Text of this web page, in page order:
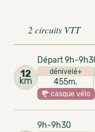
2 circuits VTT
12
km
Départ 9h-
dénivelé+
455m.
casque vélo
9h-9h30